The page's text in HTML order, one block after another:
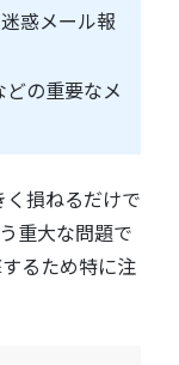
迷惑メール報
の重要なメ
損ねるだけで
重大な問題で
るため特に注